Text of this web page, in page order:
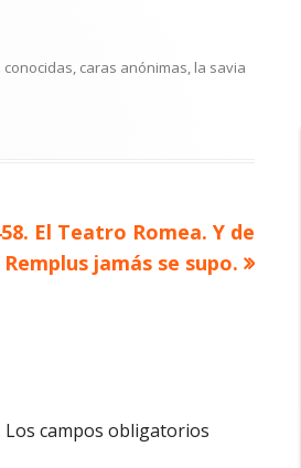
caras anónimas, la savia
El Teatro Romea. Y de
Remplus jamás se supo.
Los campos obligatorios